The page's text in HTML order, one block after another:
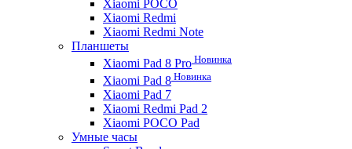
Xiaomi POCO
Xiaomi Redmi
Xiaomi Redmi Note
Планшеты
Xiaomi Pad 8 Pro Новинка
Xiaomi Pad 8 Новинка
Xiaomi Pad 7
Xiaomi Redmi Pad 2
Xiaomi POCO Pad
Умные часы